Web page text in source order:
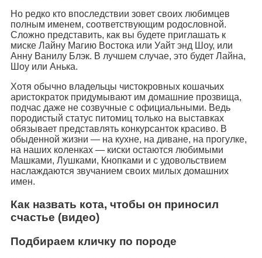
Но редко кто впоследствии зовет своих любимцев
полным именем, соответствующим родословной.
Сложно представить, как вы будете приглашать к
миске Лайну Магию Востока или Уайт энд Шоу, или
Анну Ванилу Блэк. В лучшем случае, это будет Лайна,
Шоу или Анька.
Хотя обычно владельцы чистокровных кошачьих
аристократок придумывают им домашние прозвища,
подчас даже не созвучные с официальными. Ведь
породистый статус питомиц только на выставках
обязывает представлять конкурсанток красиво. В
обыденной жизни — на кухне, на диване, на прогулке,
на наших коленках — киски остаются любимыми
Машками, Лушками, Кнопками и с удовольствием
наслаждаются звучанием своих милых домашних
имен.
Как назвать кота, чтобы он приносил
счастье (видео)
Подбираем кличку по породе